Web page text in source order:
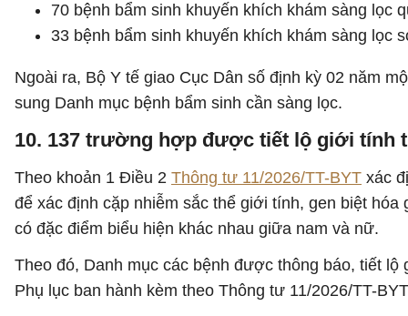
70 bệnh bẩm sinh khuyến khích khám sàng lọc
33 bệnh bẩm sinh khuyến khích khám sàng lọc
Ngoài ra, Bộ Y tế giao Cục Dân số định kỳ 02 năm
sung Danh mục bệnh bẩm sinh cần sàng lọc.
10. 137 trường hợp được tiết lộ giới tính
Theo khoản 1 Điều 2 Thông tư 11/2026/TT-BYT xác
để xác định cặp nhiễm sắc thể giới tính, gen biệt
có đặc điểm biểu hiện khác nhau giữa nam và nữ.
Theo đó, Danh mục các bệnh được thông báo, tiết
Phụ lục ban hành kèm theo Thông tư 11/2026/TT-